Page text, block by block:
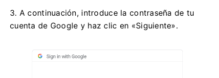
3. A continuación, introduce la contraseña de tu
cuenta de Google y haz clic en «Siguiente».